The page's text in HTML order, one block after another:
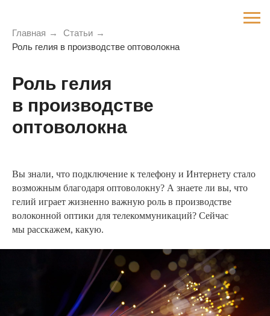
Главная → Статьи →
Роль гелия в производстве оптоволокна
Роль гелия
в производстве
оптоволокна
Вы знали, что подключение к телефону и Интернету стало
возможным благодаря оптоволокну? А знаете ли вы, что
гелий играет жизненно важную роль в производстве
волоконной оптики для телекоммуникаций? Сейчас
мы расскажем, какую.